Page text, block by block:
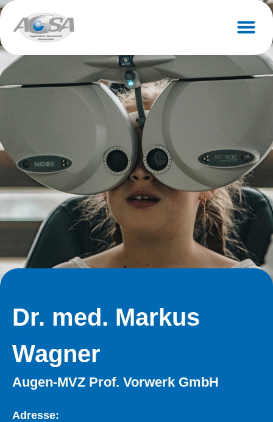
Dr. med. Markus
Wagner
Augen-MVZ Prof. Vorwerk GmbH
Adresse: